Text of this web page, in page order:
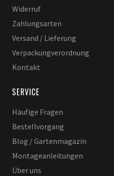
Widerruf
Zahlungsarten
Versand / Lieferung
Verpackungverordnung
Kontakt
SERVICE
Häufige Fragen
Bestellvorgang
Blog / Gartenmagazin
Montageanleitungen
Über uns